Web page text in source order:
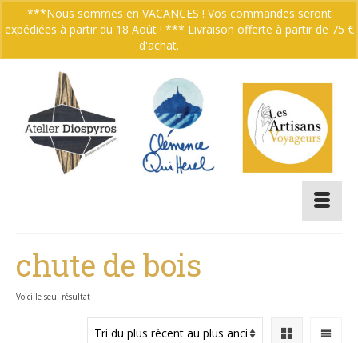
Votre panier 0.00€
chute de bois
Voici le seul résultat
***Nous sommes en VACANCES ! Vos commandes seront
expédiées à partir du 18 Août ! *** Livraison offerte à partir de 75 €
d'achat.